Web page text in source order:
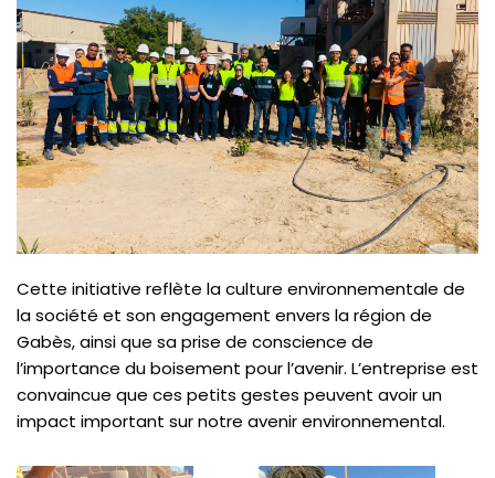
Cette initiative reflète la culture environnementale de
la société et son engagement envers la région de
Gabès, ainsi que sa prise de conscience de
l’importance du boisement pour l’avenir. L’entreprise est
convaincue que ces petits gestes peuvent avoir un
impact important sur notre avenir environnemental.